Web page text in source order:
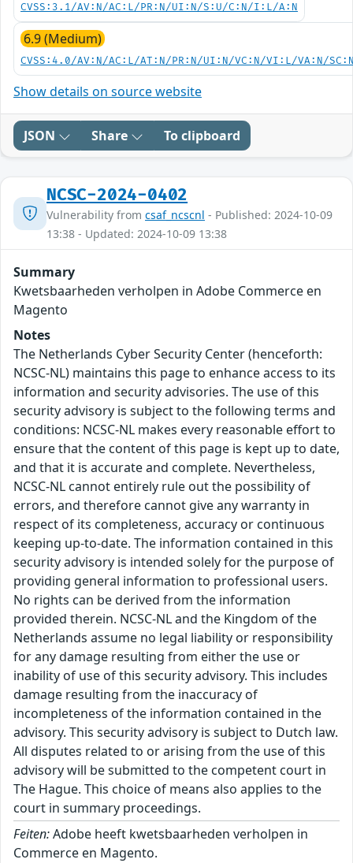
CVSS:3.1/AV:N/AC:L/PR:N/UI:N/S:U/C:N/I:L/A:N
6.9 (Medium)
CVSS:4.0/AV:N/AC:L/AT:N/PR:N/UI:N/VC:N/VI:L/VA:N/
Show details on source website
JSON Share To clipboard
NCSC-2024-0402
Vulnerability from csaf_ncscnl - Published: 2024-10-09
13:38 - Updated: 2024-10-09 13:38
Summary
Kwetsbaarheden verholpen in Adobe Commerce en
Magento
Notes
The Netherlands Cyber Security Center (henceforth:
NCSC-NL) maintains this page to enhance access to its
information and security advisories. The use of this
security advisory is subject to the following terms and
conditions: NCSC-NL makes every reasonable effort to
ensure that the content of this page is kept up to date,
and that it is accurate and complete. Nevertheless,
NCSC-NL cannot entirely rule out the possibility of
errors, and therefore cannot give any warranty in
respect of its completeness, accuracy or continuous
keeping up-to-date. The information contained in this
security advisory is intended solely for the purpose of
providing general information to professional users.
No rights can be derived from the information
provided therein. NCSC-NL and the Kingdom of the
Netherlands assume no legal liability or responsibility
for any damage resulting from either the use or
inability of use of this security advisory. This includes
damage resulting from the inaccuracy of
incompleteness of the information contained in the
advisory. This security advisory is subject to Dutch law.
All disputes related to or arising from the use of this
advisory will be submitted to the competent court in
The Hague. This choice of means also applies to the
court in summary proceedings.
Feiten:Adobe heeft kwetsbaarheden verholpen in
Commerce en Magento.